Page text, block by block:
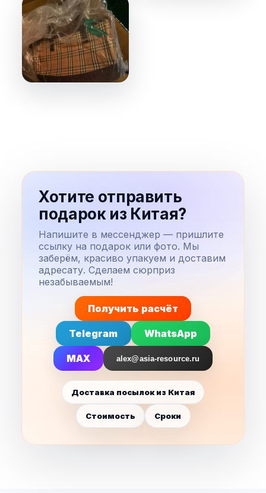
Хотите отправить
подарок из Китая?
Напишите в мессенджер — пришлите
ссылку на подарок или фото. Мы
заберём, красиво упакуем и доставим
адресату. Сделаем сюрприз
незабываемым!
Получить расчёт
Telegram WhatsApp
MAX alex@asia-resource.ru
Доставка посылок из Китая
Стоимость Сроки